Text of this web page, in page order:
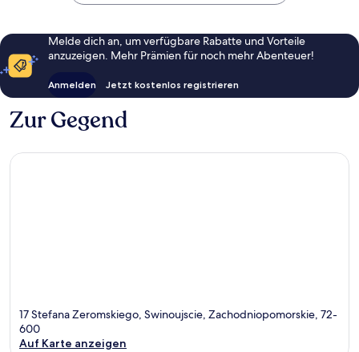
Melde dich an, um verfügbare Rabatte und Vorteile
anzuzeigen. Mehr Prämien für noch mehr Abenteuer!
Anmelden Jetzt kostenlos registrieren
Zur Gegend
17 Stefana Zeromskiego, Swinoujscie, Zachodniopomorskie, 72-
600
Auf Karte anzeigen